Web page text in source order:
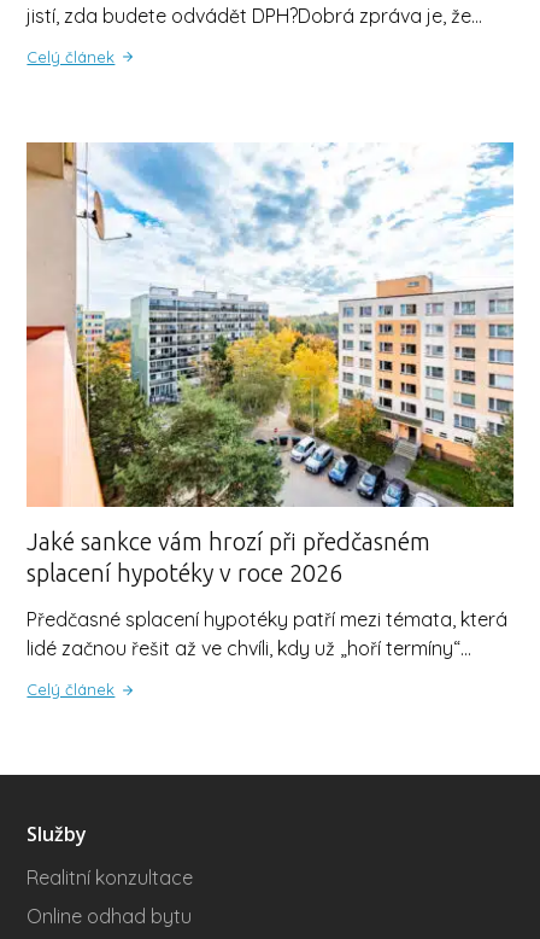
jistí, zda budete odvádět DPH?Dobrá zpráva je, že…
Celý článek
Jaké sankce vám hrozí při předčasném
splacení hypotéky v roce 2026
Předčasné splacení hypotéky patří mezi témata, která
lidé začnou řešit až ve chvíli, kdy už „hoří termíny“…
Celý článek
Služby
Realitní konzultace
Online odhad bytu